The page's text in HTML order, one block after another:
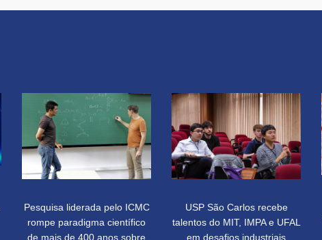
Pesquisa liderada pelo ICMC
rompe paradigma científico
de mais de 400 anos sobre
USP São Carlos recebe
talentos do MIT, IMPA e UFAL
em desafios industriais